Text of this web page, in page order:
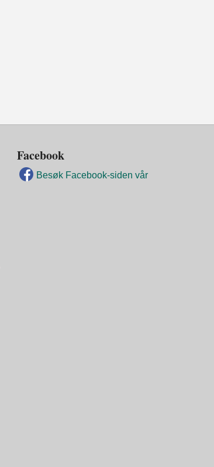
Facebook
Besøk Facebook-siden vår